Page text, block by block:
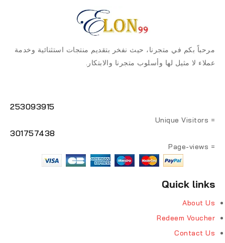
مرحباً بكم في متجرنا، حيث نفخر بتقديم منتجات استثنائية وخدمة
عملاء لا مثيل لها وأسلوب متجرنا والابتكار.
253093915
= Unique Visitors
301757438
= Page-views
Quick links
About Us
Redeem Voucher
Contact Us